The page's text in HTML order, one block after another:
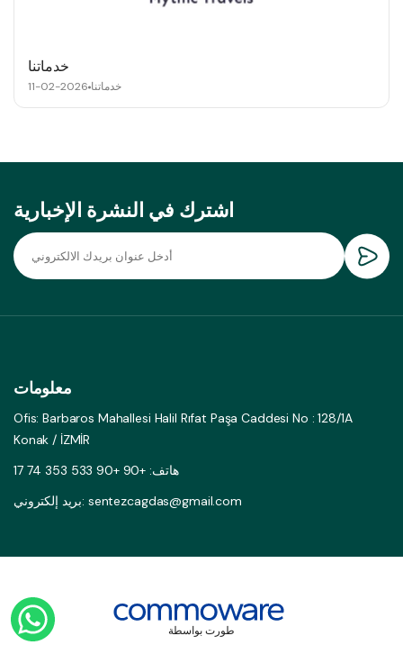
خدماتنا
11-02-2026 خدماتنا
اشترك في النشرة الإخبارية
معلومات
Ofis: Barbaros Mahallesi Halil Rıfat Paşa Caddesi No : 128/1A
Konak / İZMİR
هاتف: +90 +90 533 353 74 17
بريد إلكتروني: sentezcagdas@gmail.com
طورت بواسطة